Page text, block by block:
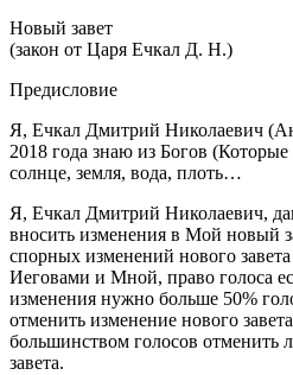
Новый завет
(закон от Царя Ечкал Д. Н.)
Предисловие
Я, Ечкал Дмитрий Николаевич
2018 года знаю из Богов
солнце, земля, вода, плоть…
Я, Ечкал Дмитрий Николаевич,
вносить изменения в Мой новый
спорных изменений нового
Иеговами и Мной, право голоса
изменения нужно больше 50%
отменить изменение нового
большинством голосов отменить
завета.